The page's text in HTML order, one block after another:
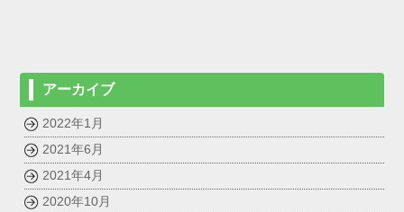
アーカイブ
2022年1月
2021年6月
2021年4月
2020年10月